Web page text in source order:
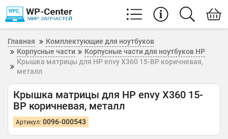
Главная
Комплектующие для ноутбуков
Корпусные части
Корпусные части для ноутбуков HP
Крышка матрицы для HP envy X360 15-BP коричневая,
металл
Крышка матрицы для HP envy X360 15-
BP коричневая, металл
Артикул: 0096-000543